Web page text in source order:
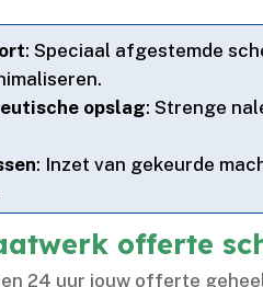
: Speciaal afgestemde
opslag: Strenge
: Inzet van gekeurde
offerte
24 uur jouw offerte